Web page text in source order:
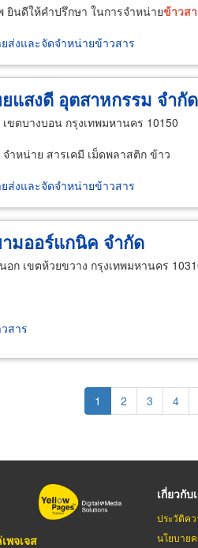
ยินดีให้คำปรึกษา ในการจำหน่ายข้าวส
ส่งและจัดจำหน่ายข้าวสาร
แสงดี อุตสาหกรรม จำกัด
ขตบางบอน กรุงเทพมหานคร 10150
จำหน่าย สารเคมี เม็ดพลาสติก ข้าว
ส่งและจัดจำหน่ายข้าวสาร
มออร์แกนิค จำกัด
อก เขตห้วยขวาง กรุงเทพมหานคร
สาร
Current
page
1 Page
2 Page
3 Page
4
พจเจส
เกี่ยวกับ
ประวัติค
นโยบาย